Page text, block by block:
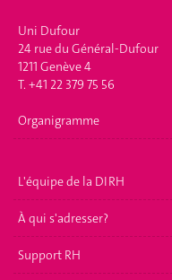
Uni Dufour
24 rue du Général-Dufour
1211 Genève 4
T. +41 22 379 75 56
Organigramme
L'équipe de la DIRH
À qui s'adresser?
Support RH